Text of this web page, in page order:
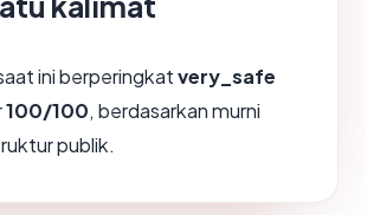
ini berperingkatvery_safe
100/100, berdasarkan murni
publik.